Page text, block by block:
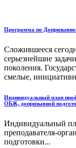
Программа по
Сложившееся
серьезнейшие
поколения.
смелые,
Индивидуальный план
ОБЖ, допризывной
Индивидуальный
преподавателя-
подготовки...